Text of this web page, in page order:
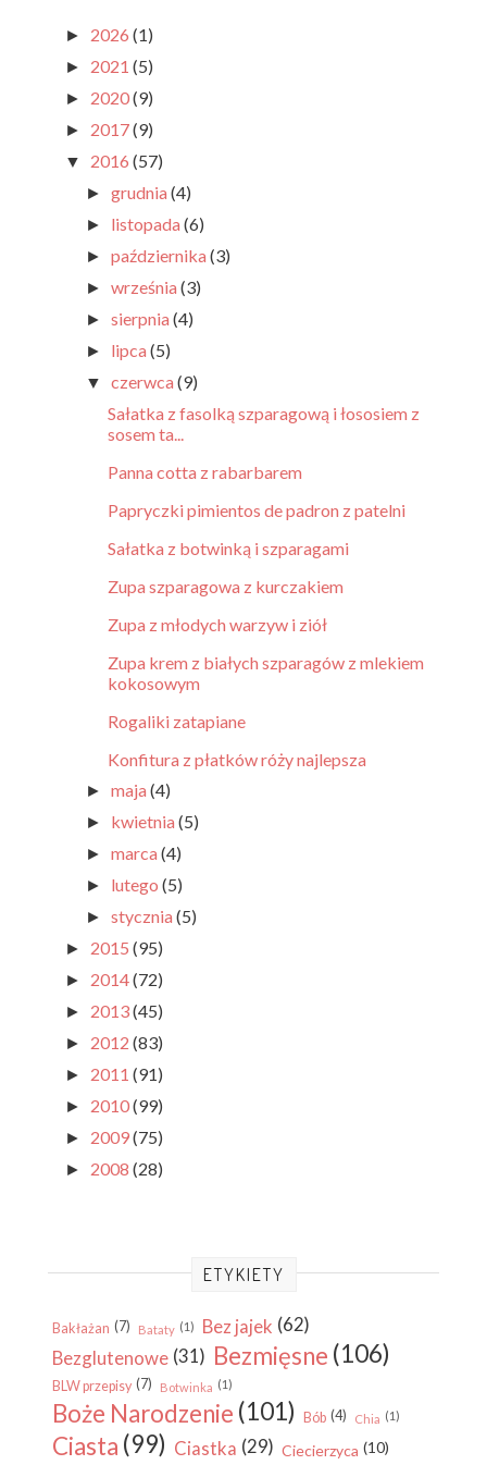
► 2026 (1)
► 2021 (5)
► 2020(9)
► 2017(9)
▼ 2016 (57)
►grudnia(4)
► listopada(6)
►października(3)
►września(3)
►sierpnia(4)
► lipca(5)
▼czerwca(9)
Sałatka z fasolką szparagową i łososiem z
sosem ta...
Panna cotta z rabarbarem
Papryczki pimientos de padron z patelni
Sałatka z botwinką i szparagami
Zupa szparagowa z kurczakiem
Zupa z młodych warzyw i ziół
Zupa krem z białych szparagów z mlekiem
kokosowym
Rogaliki zatapiane
Konfitura z płatków róży najlepsza
►maja(4)
► kwietnia(5)
►marca(4)
► lutego(5)
►stycznia(5)
► 2015 (95)
► 2014(72)
► 2013(45)
► 2012 (83)
► 2011 (91)
► 2010(99)
► 2009(75)
► 2008 (28)
ETYKIETY
Bakłażan (7) Bataty (1) Bez jajek (62)
Bezglutenowe (31) Bezmięsne (106)
BLW przepisy (7) Botwinka (1)
Boże Narodzenie (101) Bób (4) Chia (1)
Ciasta (99) Ciastka (29) Ciecierzyca (10)